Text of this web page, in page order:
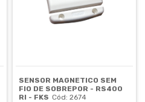
SENSOR MAGNETICO SEM
FIO DE SOBREPOR - RS400
RI - FKS Cód: 2674